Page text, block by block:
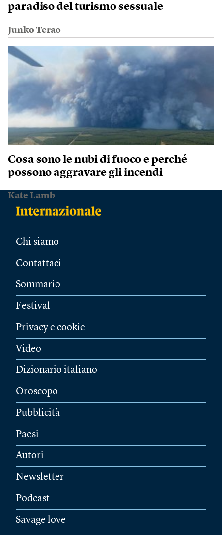
paradiso del turismo sessuale
Junko Terao
Cosa sono le nubi di fuoco e perché
possono aggravare gli incendi
Kate Lamb
Chi siamo
Contattaci
Sommario
Festival
Privacy e cookie
Video
Dizionario italiano
Oroscopo
Pubblicità
Paesi
Autori
Newsletter
Podcast
Savage love